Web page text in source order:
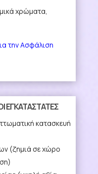
χρώματα,
την Ασφάλιση
ΕΓΚΑΤΑΣΤΑΤΕΣ
κατασκευή
(ζημιά σε χώρο